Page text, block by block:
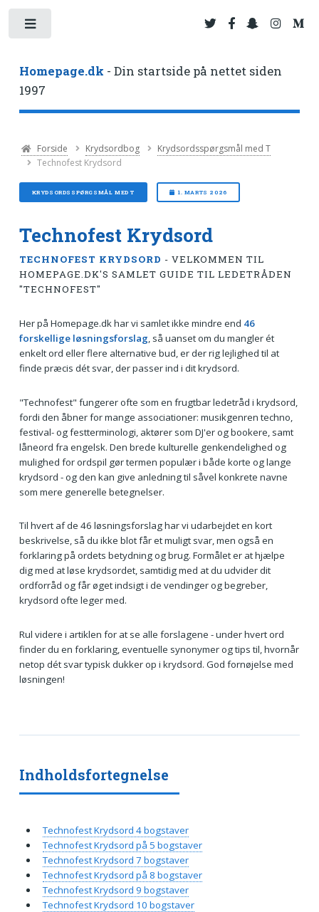
Homepage.dk - Din startside på nettet siden
1997
Forside Krydsordbog
Krydsordsspørgsmål med T
Technofest Krydsord
KRYDSORDSSPØRGSMÅL MED T 1. MARTS 2026
Technofest Krydsord
TECHNOFEST KRYDSORD - VELKOMMEN TIL
HOMEPAGE.DK'S SAMLET GUIDE TIL LEDETRÅDEN
"TECHNOFEST"
Her på Homepage.dk har vi samlet ikke mindre end 46
forskellige løsningsforslag, så uanset om du mangler ét
enkelt ord eller flere alternative bud, er der rig lejlighed til at
finde præcis dét svar, der passer ind i dit krydsord.
"Technofest" fungerer ofte som en frugtbar ledetråd i krydsord,
fordi den åbner for mange associationer: musikgenren techno,
festival- og festterminologi, aktører som DJ'er og bookere, samt
låneord fra engelsk. Den brede kulturelle genkendelighed og
mulighed for ordspil gør termen populær i både korte og lange
krydsord - og den kan give anledning til såvel konkrete navne
som mere generelle betegnelser.
Til hvert af de 46 løsningsforslag har vi udarbejdet en kort
beskrivelse, så du ikke blot får et muligt svar, men også en
forklaring på ordets betydning og brug. Formålet er at hjælpe
dig med at løse krydsordet, samtidig med at du udvider dit
ordforråd og får øget indsigt i de vendinger og begreber,
krydsord ofte leger med.
Rul videre i artiklen for at se alle forslagene - under hvert ord
finder du en forklaring, eventuelle synonymer og tips til, hvornår
netop dét svar typisk dukker op i krydsord. God fornøjelse med
løsningen!
Indholdsfortegnelse
Technofest Krydsord 4 bogstaver
Technofest Krydsord på 5 bogstaver
Technofest Krydsord 7 bogstaver
Technofest Krydsord på 8 bogstaver
Technofest Krydsord 9 bogstaver
Technofest Krydsord 10 bogstaver